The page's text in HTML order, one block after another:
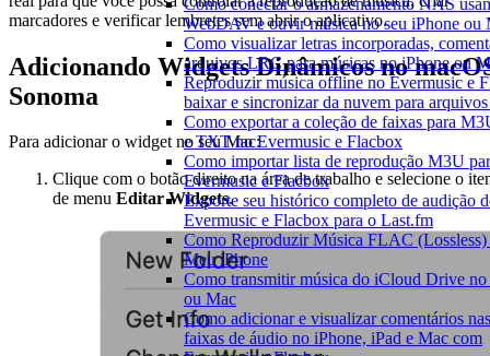
Como conectar o armazenamento NAS
WebDAV e ouvir música no seu iPhone ou
Como visualizar letras incorporadas,
arquivos LRC para músicas no iPhone ou
Reproduzir música offline no Evermusic e
baixar e sincronizar da nuvem para
Como exportar a coleção de faixas para
e TXT no Evermusic e Flacbox
Como importar lista de reprodução M3U
Evermusic e Flacbox
Exporte seu histórico completo de audição
Evermusic e Flacbox para o Last.fm
Como Reproduzir Música FLAC (Lossless)
Meu iPhone
Como transmitir música do iCloud Drive no
ou Mac
Como adicionar e visualizar comentários
faixas de áudio no iPhone, iPad e Mac com
marcadores e verificar lembretes sem abrir o aplicativo.
Adicionando Widgets Dinâmicos no
Sonoma
Para adicionar o widget no seu Mac:
Clique com o botão direito na área de trabalho e selecione o
de menu Editar Widgets.